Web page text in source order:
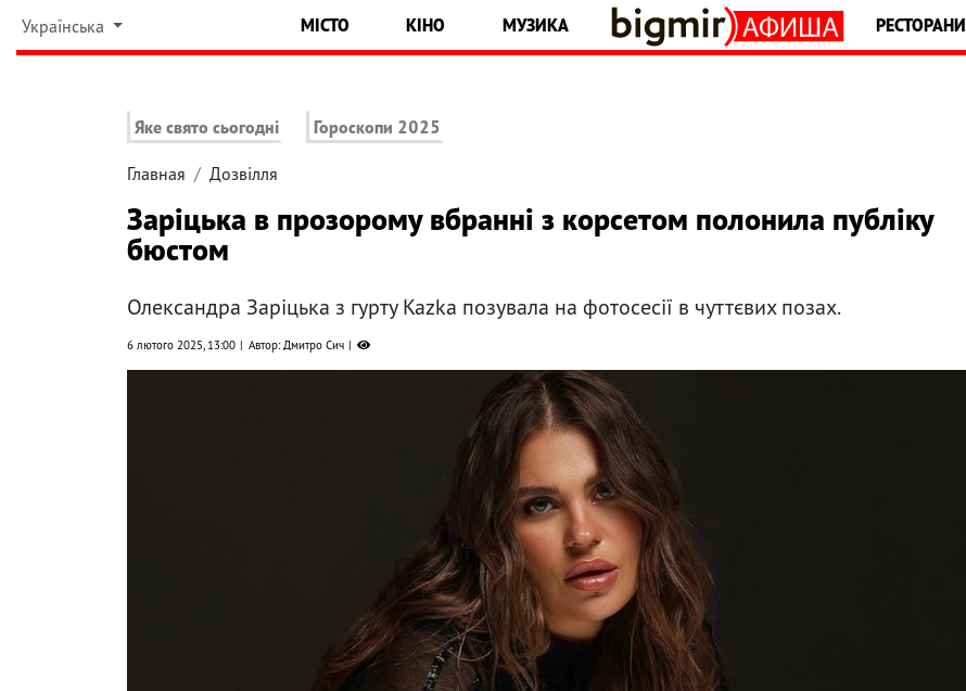
Українська МІСТО КІНО МУЗИКА РЕСТОРАНИ
Яке свято сьогодні Гороскопи 2025
Главная Дозвілля
Заріцька в прозорому вбранні з корсетом полонила публіку
бюстом
Олександра Заріцька з гурту Kazka позувала на фотосесії в чуттєвих позах.
6 лютого 2025, 13:00 Автор: Дмитро Сич